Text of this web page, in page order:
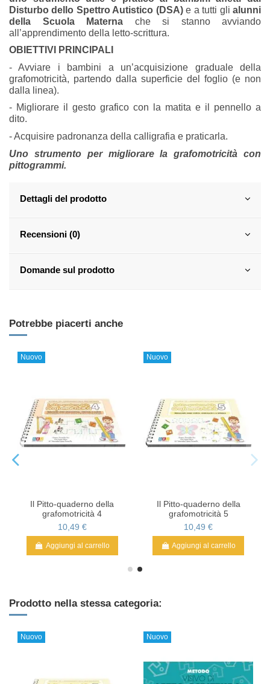
Disturbo dello Spettro Autistico (DSA)e a tutti glialunni
della Scuola Materna che si stanno avviando
all’apprendimento della letto-scrittura.
OBIETTIVI PRINCIPALI
- Avviare i bambini a un’acquisizione graduale della
grafomotricità, partendo dalla superficie del foglio (e non
dalla linea).
- Migliorare il gesto grafico con la matita e il pennello a
dito.
- Acquisire padronanza della calligrafia e praticarla.
Uno strumento per migliorare la grafomotricità con
pittogrammi.
Dettagli del prodotto
Recensioni (0)
Domande sul prodotto
Potrebbe piacerti anche
Nuovo
Il Pitto-quaderno della
grafomotricità 4
10,49 €
Aggiungi al carrello
Nuovo
Il Pitto-quaderno della
grafomotricità 5
10,49 €
Aggiungi al carrello
Prodotto nella stessa categoria:
Nuovo Nuovo